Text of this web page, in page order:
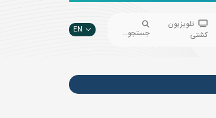
تلویزیون
کشتی
جستجو... EN